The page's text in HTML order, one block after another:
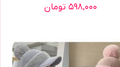
۵۹۸,۰۰۰ تومان